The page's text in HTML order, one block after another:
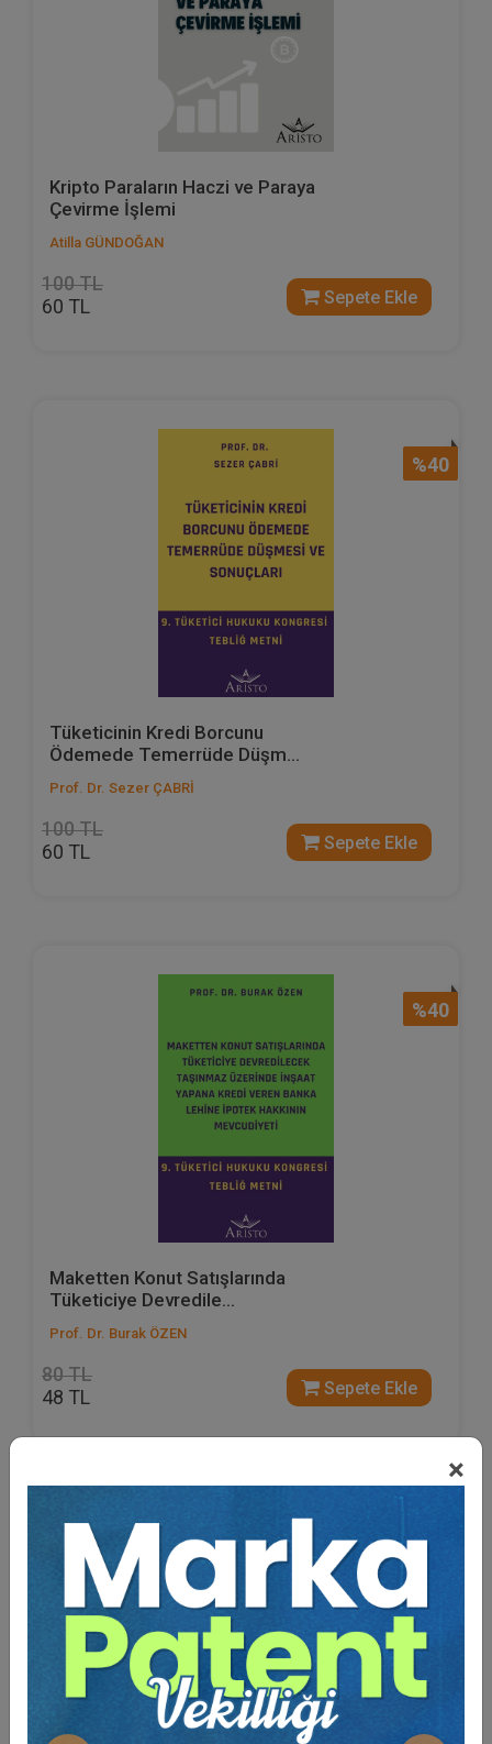
×
Kripto Paraların Haczi ve Paraya
Çevirme İşlemi
Atilla GÜNDOĞAN
100 TL
60 TL Sepete Ekle
%40
Tüketicinin Kredi Borcunu
Ödemede Temerrüde Düşm...
Prof. Dr. Sezer ÇABRİ
100 TL
60 TL Sepete Ekle
%40
Maketten Konut Satışlarında
Tüketiciye Devredile...
Prof. Dr. Burak ÖZEN
80 TL
48 TL Sepete Ekle